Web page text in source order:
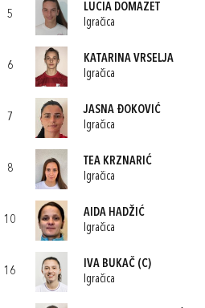
5
LUCIA DOMAZET
Igračica
6
KATARINA VRSELJA
Igračica
7
JASNA ĐOKOVIĆ
Igračica
8
TEA KRZNARIĆ
Igračica
10
AIDA HADŽIĆ
Igračica
16
IVA BUKAČ (C)
Igračica